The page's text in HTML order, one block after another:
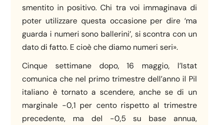
smentito in positivo. Chi tra voi immaginava di
poter utilizzare questa occasione per dire ‘ma
guarda i numeri sono ballerini’, si scontra con un
dato di fatto. E cioè che diamo numeri seri».
Cinque settimane dopo, 16 maggio, l’Istat
comunica che nel primo trimestre dell’anno il Pil
italiano è tornato a scendere, anche se di un
marginale -0,1 per cento rispetto al trimestre
precedente, ma del -0,5 su base annua,